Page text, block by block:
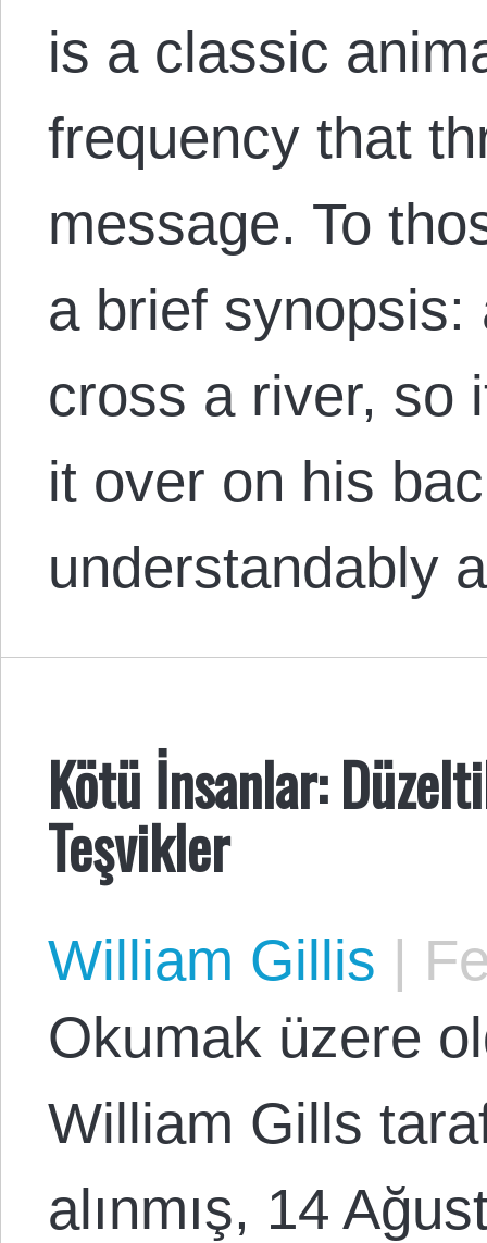
is a classic
frequency that
message. To
a brief
cross a river, so
it over on his
understandably
Kötü İnsanlar:
Teşvikler
William Gillis |
Okumak üzere
William Gills
alınmış, 14